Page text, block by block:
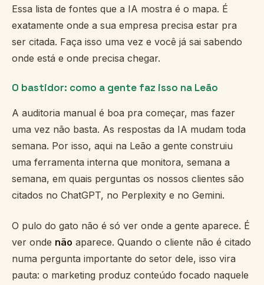
Essa lista de fontes que a IA mostra é o mapa. É
exatamente onde a sua empresa precisa estar pra
ser citada. Faça isso uma vez e você já sai sabendo
onde está e onde precisa chegar.
O bastidor: como a gente faz isso na Leão
A auditoria manual é boa pra começar, mas fazer
uma vez não basta. As respostas da IA mudam toda
semana. Por isso, aqui na Leão a gente construiu
uma ferramenta interna que monitora, semana a
semana, em quais perguntas os nossos clientes são
citados no ChatGPT, no Perplexity e no Gemini.
O pulo do gato não é só ver onde a gente aparece. É
ver onde não aparece. Quando o cliente não é citado
numa pergunta importante do setor dele, isso vira
pauta: o marketing produz conteúdo focado naquele